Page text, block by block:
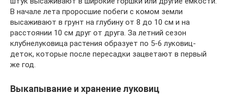
В начале лета проросшие побеги с комом земли
высаживают в грунт на глубину от 8 до 10 см и на
расстоянии 10 см друг от друга. За летний сезон
клубнелуковица растения образует по 5-6 луковиц-
деток, которые после пересадки зацветают в первый
же год.
Выкапывание и хранение луковиц